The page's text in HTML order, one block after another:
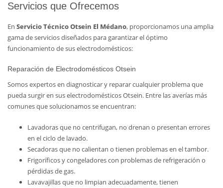
Servicios que Ofrecemos
En Servicio Técnico Otsein El Médano, proporcionamos una amplia
gama de servicios diseñados para garantizar el óptimo
funcionamiento de sus electrodomésticos:
Reparación de Electrodomésticos Otsein
Somos expertos en diagnosticar y reparar cualquier problema que
pueda surgir en sus electrodomésticos Otsein. Entre las averías más
comunes que solucionamos se encuentran:
Lavadoras que no centrifugan, no drenan o presentan errores
en el ciclo de lavado.
Secadoras que no calientan o tienen problemas en el tambor.
Frigoríficos y congeladores con problemas de refrigeración o
pérdidas de gas.
Lavavajillas que no limpian adecuadamente, tienen